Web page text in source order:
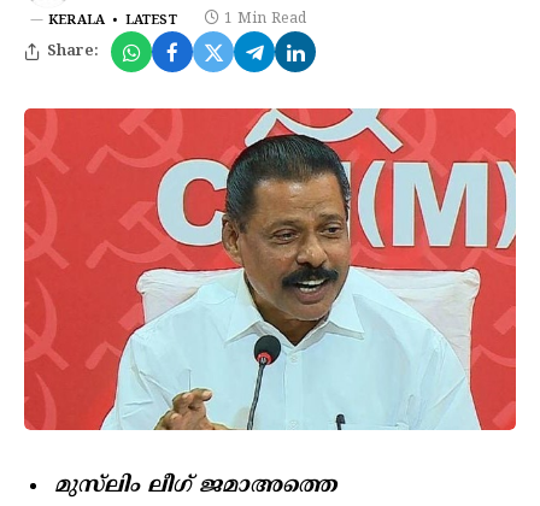
KERALA LATEST 1 Min Read
Share:
മുസ്‌ലിം ലീഗ് ജമാഅത്തെ